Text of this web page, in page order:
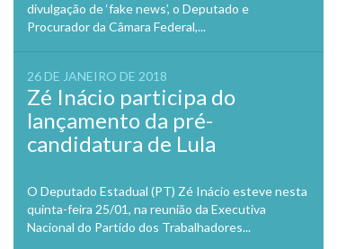
divulgação de ‘fake news’, o Deputado e
Procurador da Câmara Federal,...
26 DE JANEIRO DE 2018
Zé Inácio participa do
lançamento da pré-
candidatura de Lula
O Deputado Estadual (PT) Zé Inácio esteve nesta
quinta-feira 25/01, na reunião da Executiva
Nacional do Partido dos Trabalhadores...